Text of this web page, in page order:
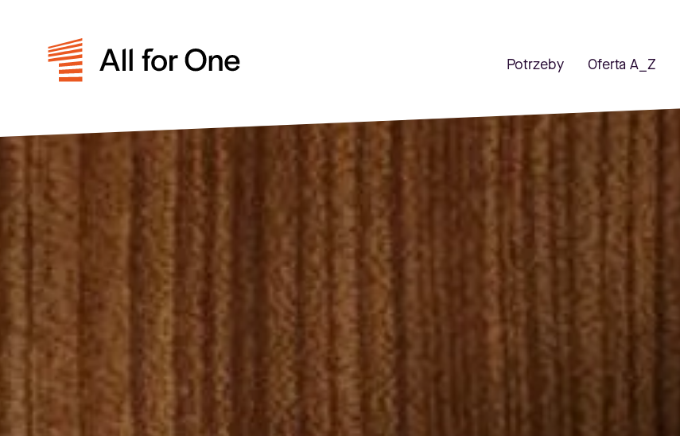
Potrzeby Oferta A_Z